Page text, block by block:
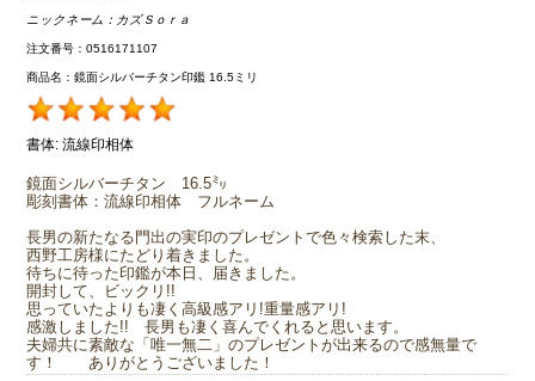
ニックネーム： カズｓｏｒａ
注文番号：0516171107
商品名：鏡面シルバーチタン印鑑 16.5ミリ
書体: 流線印相体
鏡面シルバーチタン 16.5㍉
彫刻書体：流線印相体 フルネーム
長男の新たなる門出の実印のプレゼントで色々検索した末、
西野工房様にたどり着きました。
待ちに待った印鑑が本日、届きました。
開封して、ビックリ!!
思っていたよりも凄く高級感アリ!重量感アリ!
感激しました!! 長男も凄く喜んでくれると思います。
夫婦共に素敵な「唯一無二」のプレゼントが出来るので感無量で
す！ ありがとうございました！